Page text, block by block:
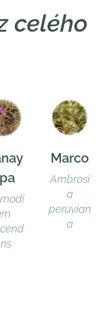
celého
Marco
Ambrosi
a
peruvian
a